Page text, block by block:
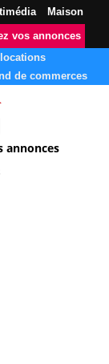
Maison
vos annonces
de commerces
annonces